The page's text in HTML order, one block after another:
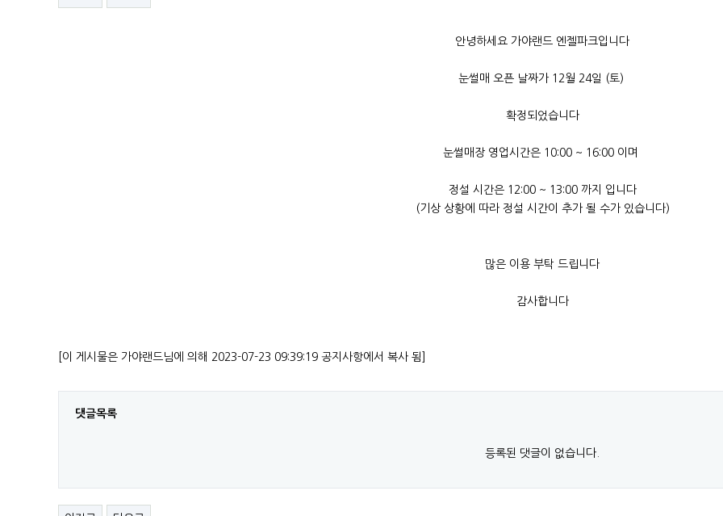
안녕하세요 가야랜드 엔젤파크입니다
눈썰매 오픈 날짜가 12월 24일 (토)
확정되었습니다
눈썰매장 영업시간은 10:00 ~ 16:00 이며
정설 시간은 12:00 ~ 13:00 까지 입니다
(기상 상황에 따라 정설 시간이 추가 될 수가 있습니다)
많은 이용 부탁 드립니다
감사합니다
[이 게시물은 가야랜드님에 의해 2023-07-23 09:39:19 공지사항에서 복사 됨]
댓글목록
등록된 댓글이 없습니다.